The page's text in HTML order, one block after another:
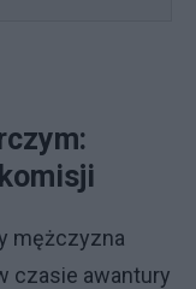
mężczyzna
czasie awantury